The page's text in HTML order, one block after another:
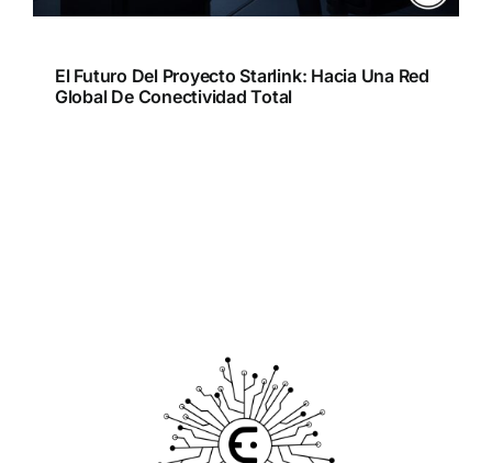
El Futuro Del Proyecto Starlink: Hacia Una Red
Global De Conectividad Total